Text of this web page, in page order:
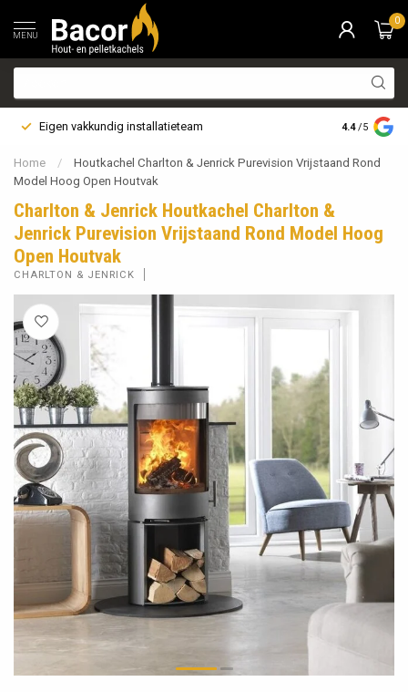
MENU
0
Eigen vakkundig installatieteam Bezorging
4.4 /5
Home /
Houtkachel Charlton & Jenrick Purevision Vrijstaand Rond
Model Hoog Open Houtvak
Charlton & Jenrick Houtkachel Charlton &
Jenrick Purevision Vrijstaand Rond Model Hoog
Open Houtvak
CHARLTON & JENRICK